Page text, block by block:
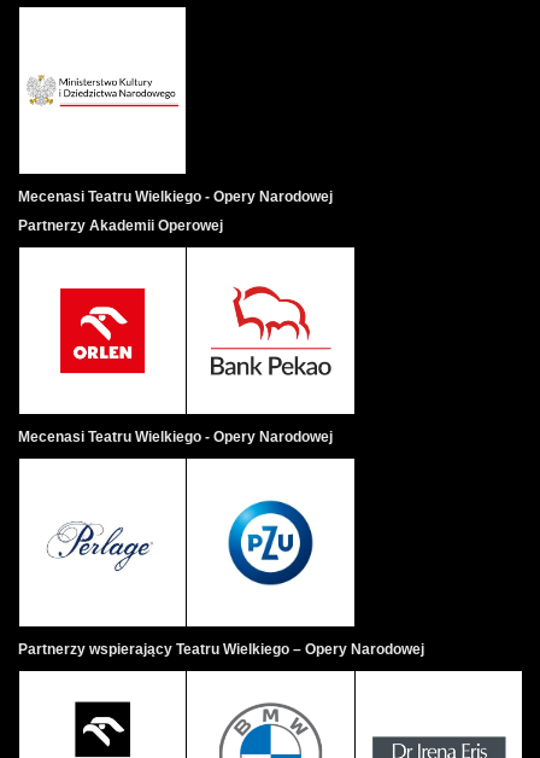
Mecenasi Teatru Wielkiego - Opery Narodowej
Partnerzy Akademii Operowej
Mecenasi Teatru Wielkiego - Opery Narodowej
Partnerzy wspierający Teatru Wielkiego – Opery Narodowej